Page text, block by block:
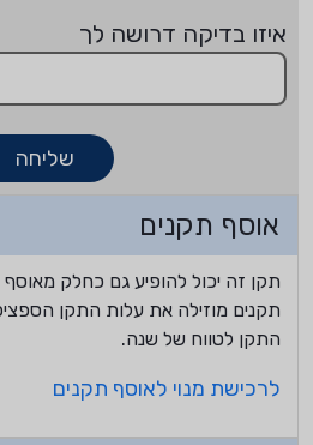
איזו בדיקה דרושה לך
שליחה
אוסף תקנים
תקן זה יכול להופיע גם כחלק
תקנים מוזילה את עלות התקן
התקן לטווח של שנה.
לרכישת מנוי לאוסף תקנים